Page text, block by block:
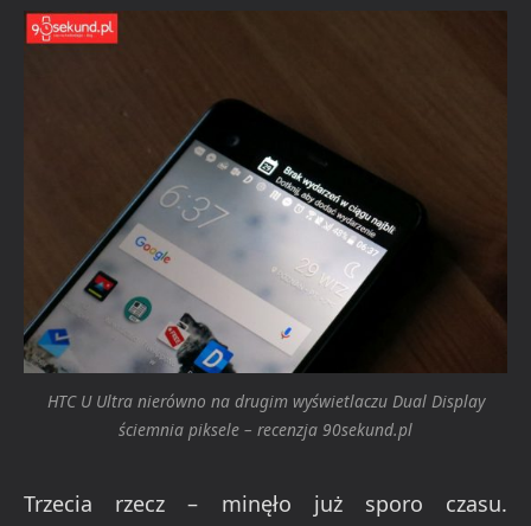
HTC U Ultra nierówno na drugim wyświetlaczu Dual Display
ściemnia piksele – recenzja 90sekund.pl
Trzecia rzecz – minęło już sporo czasu.